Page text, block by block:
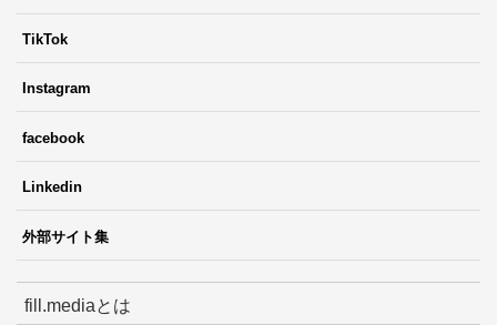
TikTok
Instagram
facebook
Linkedin
外部サイト集
fill.mediaとは